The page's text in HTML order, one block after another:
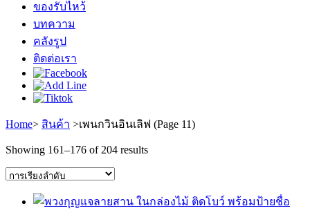
ของรับไหว้
บทความ
คลังรูป
ติดต่อเรา
Home> สินค้า >เพนกวินอินเลิฟ (Page 11)
Showing 161–176 of 204 results